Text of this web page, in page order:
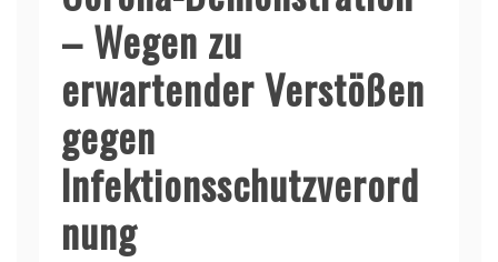
– Wegen zu
erwartender Verstößen
gegen
Infektionsschutzverord
nung